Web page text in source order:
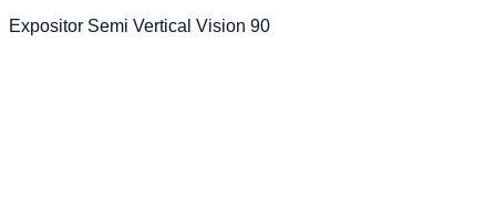
Expositor Semi Vertical Vision 90